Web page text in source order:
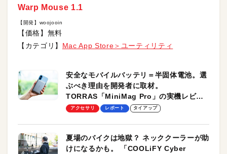
Warp Mouse 1.1
【開発】woojooin
【価格】無料
【カテゴリ】 Mac App Store＞ユーティリティ
安全なモバイルバッテリ＝半固体電池。選
ぶべき理由を開発者に取材。
TORRAS「MiniMag Pro」の実機レビュ
ーも
アクセサリ レポート タイアップ
夏場のバイクは地獄？ ネッククーラーが助
けになるかも。 「COOLiFY Cyber